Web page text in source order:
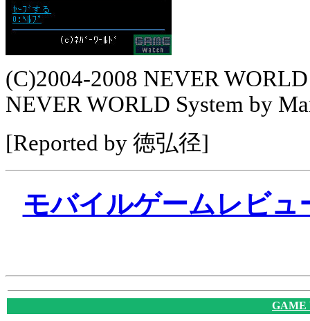
(C)2004-2008 NEVER
NEVER WORLD System by
[Reported by 徳弘径]
モバイルゲームレビ
GAME